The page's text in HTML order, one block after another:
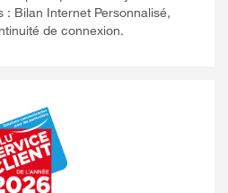
Bilan Internet Personnalisé,
de connexion.